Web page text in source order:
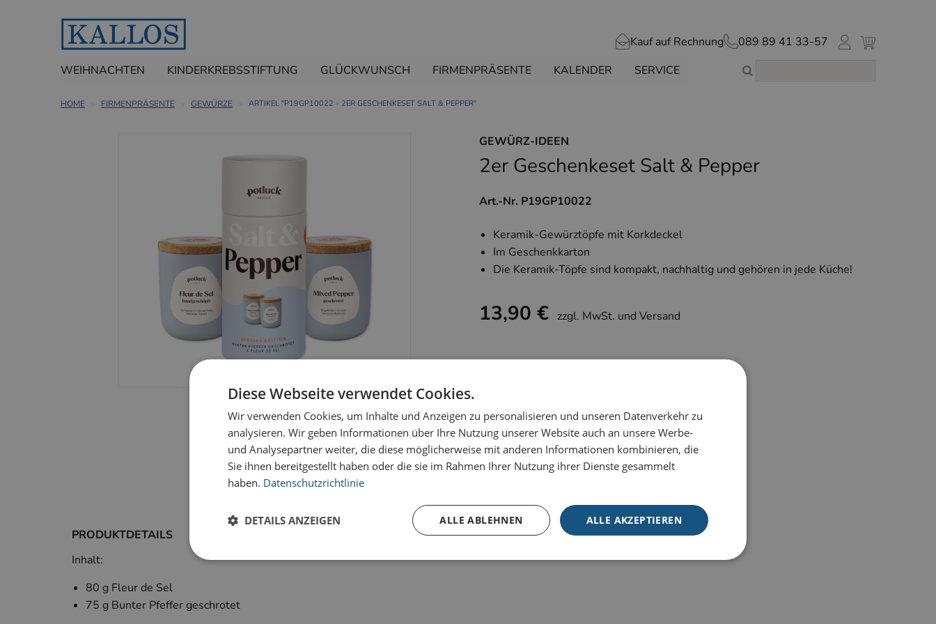
Kauf auf Rechnung
089 89 41 33-57
WEIHNACHTEN
KINDERKREBSSTIFTUNG GLÜCKWUNSCH FIRMENPRÄSENTE KALENDER SERVICE
HOME FIRMENPRÄSENTE GEWÜRZE ARTIKEL "P19GP10022 - 2ER GESCHENKESET SALT & PEPPER"
GEWÜRZ-IDEEN
2er Geschenkeset Salt & Pepper
Art.-Nr. P19GP10022
Keramik-Gewürztöpfe mit Korkdeckel
Im Geschenkkarton
Die Keramik-Töpfe sind kompakt, nachhaltig und gehören in jede Küche!
13,90 € zzgl. MwSt. und Versand
- + BESTELLEN
PRODUKTDETAILS
Inhalt:
80 g Fleur de Sel
75 g Bunter Pfeffer geschrotet
Diese Webseite verwendet Cookies.
Wir verwenden Cookies, um Inhalte und Anzeigen zu personalisieren und unseren Datenverkehr zu
analysieren. Wir geben Informationen über Ihre Nutzung unserer Website auch an unsere Werbe-
und Analysepartner weiter, die diese möglicherweise mit anderen Informationen kombinieren, die
Sie ihnen bereitgestellt haben oder die sie im Rahmen Ihrer Nutzung ihrer Dienste gesammelt
haben. Datenschutzrichtlinie
ALLE AKZEPTIEREN
ALLE ABLEHNEN
DETAILS ANZEIGEN